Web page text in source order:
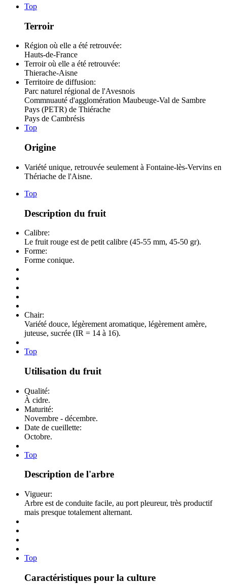
Top
Terroir
Région où elle a été retrouvée:
Hauts-de-France
Terroir où elle a été retrouvée:
Thierache-Aisne
Territoire de diffusion:
Parc naturel régional de l'Avesnois
Commnuauté d'agglomération Maubeuge-Val de Sambre
Pays (PETR) de Thiérache
Pays de Cambrésis
Top
Origine
Variété unique, retrouvée seulement à Fontaine-lès-Vervins en
Thériache de l'Aisne.
Top
Description du fruit
Calibre:
Le fruit rouge est de petit calibre (45-55 mm, 45-50 gr).
Forme:
Forme conique.
Chair:
Variété douce, légèrement aromatique, légèrement amère,
juteuse, sucrée (IR = 14 à 16).
Top
Utilisation du fruit
Qualité:
À cidre.
Maturité:
Novembre - décembre.
Date de cueillette:
Octobre.
Top
Description de l'arbre
Vigueur:
Arbre est de conduite facile, au port pleureur, très productif
mais presque totalement alternant.
Top
Caractéristiques pour la culture